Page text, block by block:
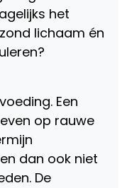
het
lichaam én
Een
op rauwe
dan ook niet
De